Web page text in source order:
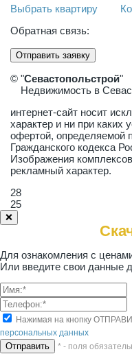
Выбрать квартиру
Обратная связь:
Отправить заявку
© "Севастопольстрой"
Недвижимость в
интернет-сайт носит
характер и ни при каких
офертой, определяемой
Гражданского кодекса
Изображения
рекламный характер.
28
25
❌
Для ознакомления с
Или введите свои данные
Нажимая на кнопку
персональных данных
* - поля